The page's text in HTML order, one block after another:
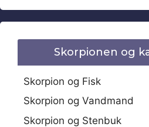
Skorpionen og
Skorpion og Fisk
Skorpion og Vandmand
Skorpion og Stenbuk